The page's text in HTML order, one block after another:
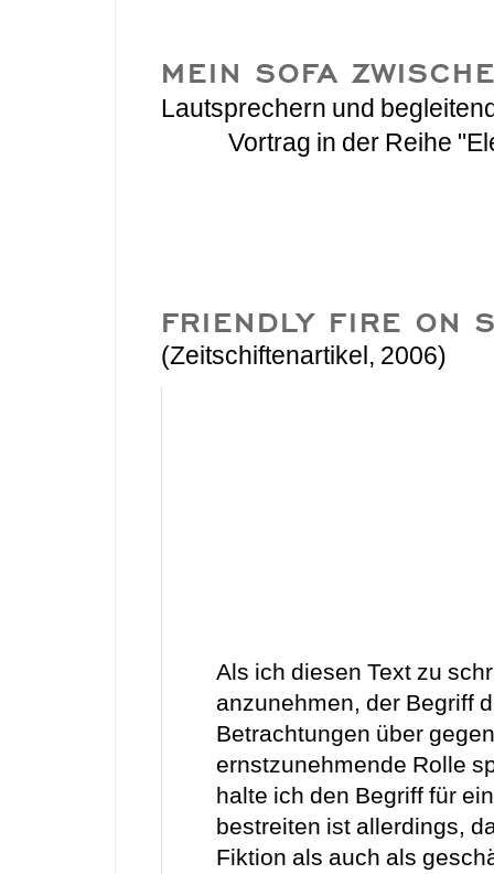
MEIN SOFA
Lautsprechern und
Vortrag in der Reihe
FRIENDLY FIRE ON
(Zeitschiftenartikel, 2006)
Als ich diesen Text zu
anzunehmen, der Begriff
Betrachtungen über
ernstzunehmende Rolle
halte ich den Begriff für
bestreiten ist allerdings,
Fiktion als auch als